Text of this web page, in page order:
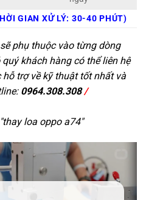
GIAN XỬ LÝ: 30-40 PHÚT)
phụ thuộc vào từng dòng
khách hàng có thể liên hệ
trợ về kỹ thuật tốt nhất và
0964.308.308/
thay loa oppo a74"